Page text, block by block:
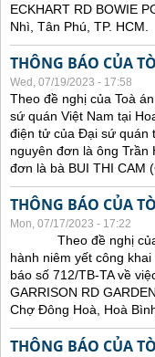
ECKHART RD BOWIE
Nhì, Tân Phú, TP. HCM.
THÔNG BÁO CỦA
Wed, 07/19/2023 - 17:58
Theo đề nghị của Toà
sứ quán Việt Nam tại
điện tử của Đại sứ quán
nguyên đơn là ông Trần
đơn là bà BUI THI CAM
THÔNG BÁO CỦA
Mon, 07/17/2023 - 17:22
Theo đề nghị của
hành niêm yết công
báo số 712/TB-TA về
GARRISON RD
Chợ Đông Hoà, Hoà
THÔNG BÁO CỦA